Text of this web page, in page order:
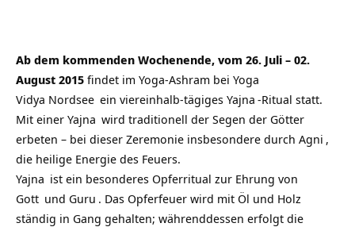
Ab dem kommenden Wochenende, vom 26. Juli – 02.
August 2015 findet im Yoga-Ashram bei Yoga
Vidya Nordsee ein viereinhalb-tägiges Yajna -Ritual statt.
Mit einer Yajna wird traditionell der Segen der Götter
erbeten – bei dieser Zeremonie insbesondere durch Agni ,
die heilige Energie des Feuers.
Yajna ist ein besonderes Opferritual zur Ehrung von
Gott und Guru . Das Opferfeuer wird mit Öl und Holz
ständig in Gang gehalten; währenddessen erfolgt die